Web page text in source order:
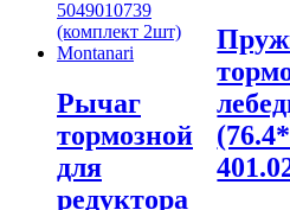
Рычаг
тормозной
для
редуктора